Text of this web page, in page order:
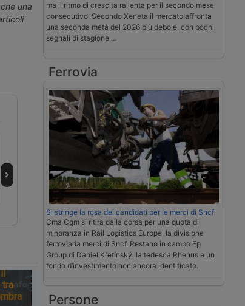
una
Le novità negli
logistica col
nuovo Ccnl
Intervista | Fiap,
la committenza
deve considerare
i costi del Ccnl
ma il ritmo di crescita rallenta per il secondo mese
consecutivo. Secondo Xeneta il mercato affronta
una seconda metà del 2026 più debole, con pochi
segnali di stagione …
Ferrovia
Si stringe la rosa dei candidati per le merci di Sncf
Cma Cgm si ritira dalla corsa per una quota di
minoranza in Rail Logistics Europe, la divisione
ferroviaria merci di Sncf. Restano in campo Ep
Group di Daniel Křetínský, la tedesca Rhenus e un
fondo d’investimento non ancora identificato.
Persone